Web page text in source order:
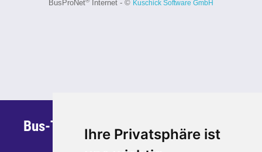
Ihre Privatsphäre ist
Bus-Team Sauerland GmbH & Co. KG
Steinstraße 30